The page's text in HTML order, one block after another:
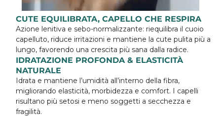
CUTE EQUILIBRATA, CAPELLO CHE RESPIRA
Azione lenitiva e sebo-normalizzante: riequilibra il cuoio
capelluto, riduce irritazioni e mantiene la cute pulita più a
lungo, favorendo una crescita più sana dalla radice.
IDRATAZIONE PROFONDA & ELASTICITÀ
NATURALE
Idrata e mantiene l’umidità all’interno della fibra,
migliorando elasticità, morbidezza e comfort. I capelli
risultano più setosi e meno soggetti a secchezza e
fragilità.